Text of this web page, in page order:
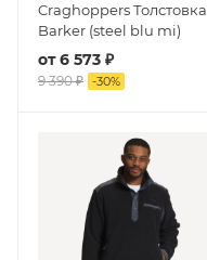
Craghoppers Толстовка
Barker (steel blu mi)
от6 573 ₽
9 390 ₽ -30%